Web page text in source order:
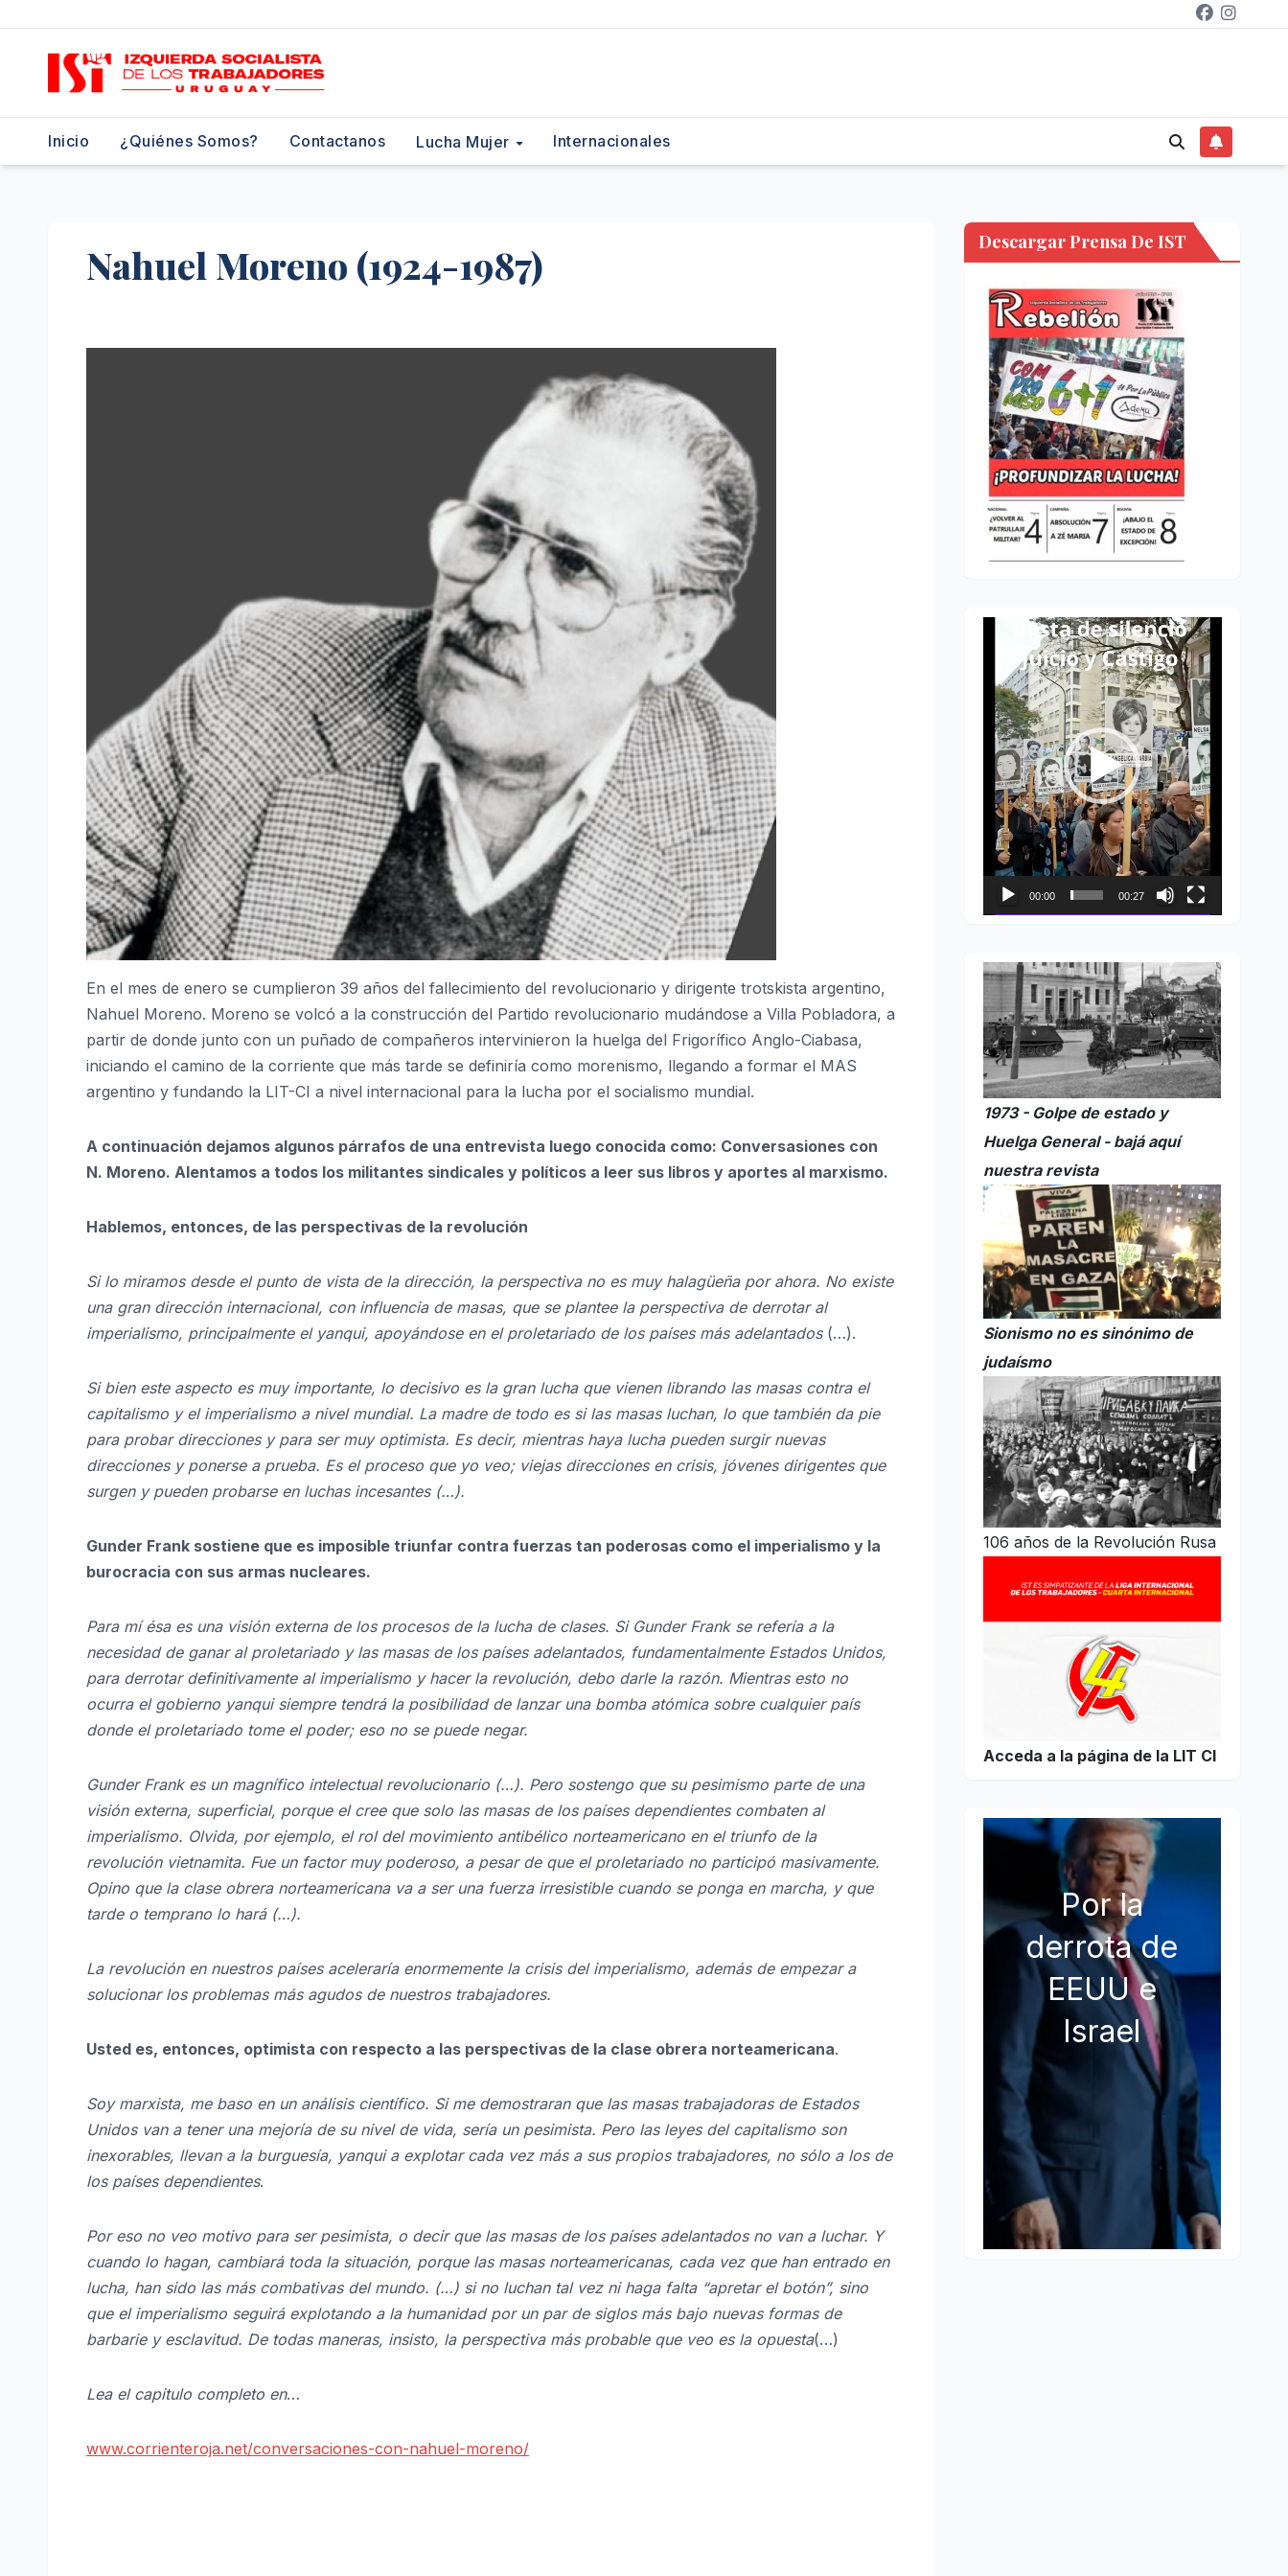
contenido
Inicio ¿Quiénes Somos? Contactanos Lucha Mujer Internacionales
Nahuel Moreno (1924-1987)
En el mes de enero se cumplieron 39 años del fallecimiento del revolucionario y dirigente trotskista argentino,
Nahuel Moreno. Moreno se volcó a la construcción del Partido revolucionario mudándose a Villa Pobladora, a
partir de donde junto con un puñado de compañeros intervinieron la huelga del Frigorífico Anglo-Ciabasa,
iniciando el camino de la corriente que más tarde se definiría como morenismo, llegando a formar el MAS
argentino y fundando la LIT-CI a nivel internacional para la lucha por el socialismo mundial.
A continuación dejamos algunos párrafos de una entrevista luego conocida como: Conversasiones con
N. Moreno. Alentamos a todos los militantes sindicales y políticos a leer sus libros y aportes al marxismo.
Hablemos, entonces, de las perspectivas de la revolución
Si lo miramos desde el punto de vista de la dirección, la perspectiva no es muy halagüeña por ahora. No existe
una gran dirección internacional, con influencia de masas, que se plantee la perspectiva de derrotar al
imperialismo, principalmente el yanqui, apoyándose en el proletariado de los países más adelantados(…).
Si bien este aspecto es muy importante, lo decisivo es la gran lucha que vienen librando las masas contra el
capitalismo y el imperialismo a nivel mundial. La madre de todo es si las masas luchan, lo que también da pie
para probar direcciones y para ser muy optimista. Es decir, mientras haya lucha pueden surgir nuevas
direcciones y ponerse a prueba. Es el proceso que yo veo; viejas direcciones en crisis, jóvenes dirigentes que
surgen y pueden probarse en luchas incesantes (…).
Gunder Frank sostiene que es imposible triunfar contra fuerzas tan poderosas como el imperialismo y la
burocracia con sus armas nucleares.
Para mí ésa es una visión externa de los procesos de la lucha de clases. Si Gunder Frank se refería a la
necesidad de ganar al proletariado y las masas de los países adelantados, fundamentalmente Estados Unidos,
para derrotar definitivamente al imperialismo y hacer la revolución, debo darle la razón. Mientras esto no
ocurra el gobierno yanqui siempre tendrá la posibilidad de lanzar una bomba atómica sobre cualquier país
donde el proletariado tome el poder; eso no se puede negar.
Gunder Frank es un magnífico intelectual revolucionario (…). Pero sostengo que su pesimismo parte de una
visión externa, superficial, porque el cree que solo las masas de los países dependientes combaten al
imperialismo. Olvida, por ejemplo, el rol del movimiento antibélico norteamericano en el triunfo de la
revolución vietnamita. Fue un factor muy poderoso, a pesar de que el proletariado no participó masivamente.
Opino que la clase obrera norteamericana va a ser una fuerza irresistible cuando se ponga en marcha, y que
tarde o temprano lo hará (…).
La revolución en nuestros países aceleraría enormemente la crisis del imperialismo, además de empezar a
solucionar los problemas más agudos de nuestros trabajadores.
Usted es, entonces, optimista con respecto a las perspectivas de la clase obrera norteamericana.
Soy marxista, me baso en un análisis científico. Si me demostraran que las masas trabajadoras de Estados
Unidos van a tener una mejoría de su nivel de vida, sería un pesimista. Pero las leyes del capitalismo son
inexorables, llevan a la burguesía, yanqui a explotar cada vez más a sus propios trabajadores, no sólo a los de
los países dependientes.
Por eso no veo motivo para ser pesimista, o decir que las masas de los países adelantados no van a luchar. Y
cuando lo hagan, cambiará toda la situación, porque las masas norteamericanas, cada vez que han entrado en
lucha, han sido las más combativas del mundo. (…) si no luchan tal vez ni haga falta “apretar el botón”, sino
que el imperialismo seguirá explotando a la humanidad por un par de siglos más bajo nuevas formas de
barbarie y esclavitud. De todas maneras, insisto, la perspectiva más probable que veo es la opuesta(…)
Lea el capitulo completo en…
www.corrienteroja.net/conversaciones-con-nahuel-moreno/
Descargar Prensa De IST
Reproductor
vídeo
00:00 00:27
1973 - Golpe de estado y
Huelga General - bajá aquí
nuestra revista
Sionismo no es sinónimo de
judaísmo
106 años de la Revolución Rusa
Acceda a la página de la LIT CI
Por la
derrota de
EEUU e
Israel